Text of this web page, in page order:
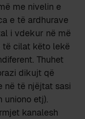
me nivelin e
e të ardhurave
i vdekur në më
të cilat këto lekë
Thuhet
dikujt që
në të njëjtat sasi
uniono etj).
kanalesh